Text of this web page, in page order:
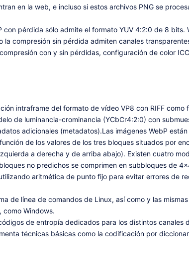
en la web, e incluso si estos archivos PNG se
pérdida sólo admite el formato YUV 4:2:0 de 8
compresión sin pérdida admiten canales
con y sin pérdidas, configuración de color
intraframe del formato de vídeo VP8 con RIFF
de luminancia-crominancia (YCbCr4:2:0) con
adicionales (metadatos).Las imágenes WebP
de los valores de los tres bloques situados por
a derecha y de arriba abajo). Existen cuatro
no predichos se comprimen en subbloques de
aritmética de punto fijo para evitar errores de
de línea de comandos de Linux, así como y las
Windows.
de entropía dedicados para los distintos
técnicas básicas como la codificación por